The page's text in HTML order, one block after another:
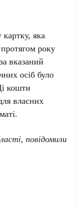
картку, яка
року
вказаний
осіб було
кошти
власних
повідомили